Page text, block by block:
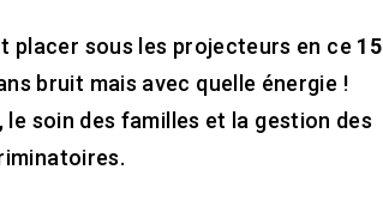
placer sous les projecteurs en ce 15
bruit mais avec quelle énergie !
soin des familles et la gestion des